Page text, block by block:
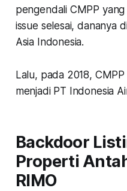
pengendali CMPP
issue selesai, dananya
Asia Indonesia.
Lalu, pada 2018,
menjadi PT Indonesia
Backdoor
Properti
RIMO